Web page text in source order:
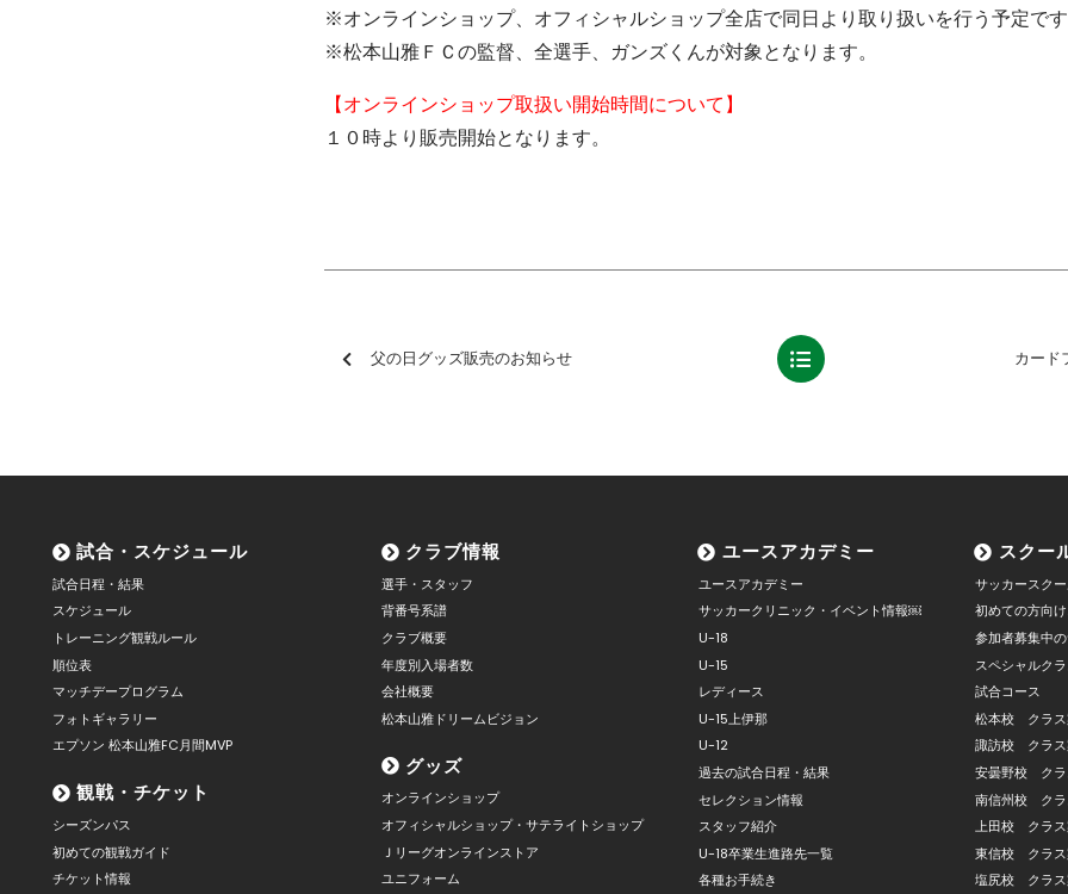
※オンラインショップ、オフィシャルショップ全店で同日より取り扱いを行う予定です
※松本山雅ＦＣの監督、全選手、ガンズくんが対象となります。
【オンラインショップ取扱い開始時間について】
１０時より販売開始となります。
父の日グッズ販売のお知らせ カード
試合・スケジュール
試合日程・結果
スケジュール
トレーニング観戦ルール
順位表
マッチデープログラム
フォトギャラリー
エプソン 松本山雅FC月間MVP
観戦・チケット
シーズンパス
初めての観戦ガイド
チケット情報
クラブ情報
選手・スタッフ
背番号系譜
クラブ概要
年度別入場者数
会社概要
松本山雅ドリームビジョン
グッズ
オンラインショップ
オフィシャルショップ・サテライトショップ
Ｊリーグオンラインストア
ユニフォーム
ユースアカデミー
ユースアカデミー
サッカークリニック・イベント情報￼
U-18
U-15
レディース
U-15上伊那
U-12
過去の試合日程・結果
セレクション情報
スタッフ紹介
U-18卒業生進路先一覧
各種お手続き
スクー
サッカースク
初めての方向
参加者募集中
スペシャルク
試合コース
松本校 クラス
諏訪校 クラス
安曇野校 クラ
南信州校 クラ
上田校 クラス
東信校 クラス
塩尻校 クラス